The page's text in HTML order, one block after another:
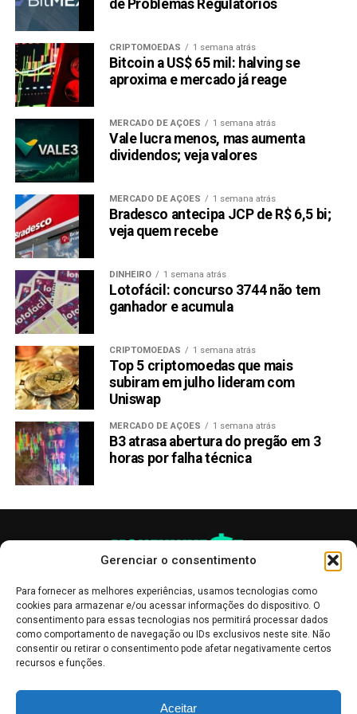
Gerenciar o consentimento
Para fornecer as melhores experiências, usamos tecnologias como
cookies para armazenar e/ou acessar informações do dispositivo. O
consentimento para essas tecnologias nos permitirá processar dados
como comportamento de navegação ou IDs exclusivos neste site. Não
consentir ou retirar o consentimento pode afetar negativamente certos
recursos e funções.
Aceitar
Golpe bilionário nos aposentados: esquema de
descontos ilegais derruba presidente do INSS
NÃO PERCA:
Top 10 Economias que Mais Crescerão em 2025:
Senegal e Tadjiquistão em Destaque
de Problemas Regulatórios
CRIPTOMOEDAS 1 semana atrás
Bitcoin a US$ 65 mil: halving se
aproxima e mercado já reage
MERCADO DE AÇÕES 1 semana atrás
Vale lucra menos, mas aumenta
dividendos; veja valores
MERCADO DE AÇÕES 1 semana atrás
Bradesco antecipa JCP de R$ 6,5 bi;
veja quem recebe
DINHEIRO 1 semana atrás
Lotofácil: concurso 3744 não tem
ganhador e acumula
CRIPTOMOEDAS 1 semana atrás
Top 5 criptomoedas que mais
subiram em julho lideram com
Uniswap
MERCADO DE AÇÕES 1 semana atrás
B3 atrasa abertura do pregão em 3
horas por falha técnica